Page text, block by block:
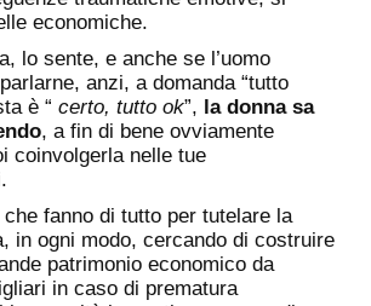
economiche.
lo sente, e anche se l’uomo
anzi, a domanda “tutto
è “ certo, tutto ok”, la donna sa
, a fin di bene ovviamente
coinvolgerla nelle tue
fanno di tutto per tutelare la
in ogni modo, cercando di costruire
patrimonio economico da
in caso di prematura